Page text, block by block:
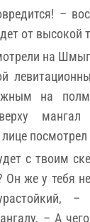
–
от высокой
на
на
посмотрел
с твоим
Он же у тебя
–
– А